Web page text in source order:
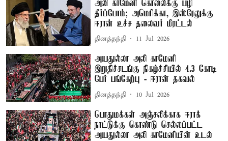
அலி காமேனி கொலைக்கு பழி
தீர்ப்போம்; அமெரிக்கா, இஸ்ரேலுக்கு
ஈரான் உச்ச தலைவர் மிரட்டல்
தினத்தந்தி 11 Jul 2026
அயதுல்லா அலி காமேனி
இறுதிச்சடங்கு நிகழ்ச்சியில் 4.3 கோடி
பேர் பங்கேற்பு - ஈரான் தகவல்
தினத்தந்தி 10 Jul 2026
பொதுமக்கள் அஞ்சலிக்காக ஈராக்
நாட்டுக்கு கொண்டு செல்லப்பட்ட
அயதுல்லா அலி காமேனியின் உடல்